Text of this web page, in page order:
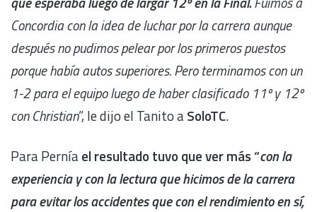
Concordia con la idea de luchar por la carrera aunque
después no pudimos pelear por los primeros puestos
porque había autos superiores. Pero terminamos con un
1-2 para el equipo luego de haber clasificado 11º y 12º
con Christian”, le dijo el Tanito aSoloTC.
Para Perníael resultado tuvo que ver más “con la
experiencia y con la lectura que hicimos de la carrera
para evitar los accidentes que con el rendimiento en sí,